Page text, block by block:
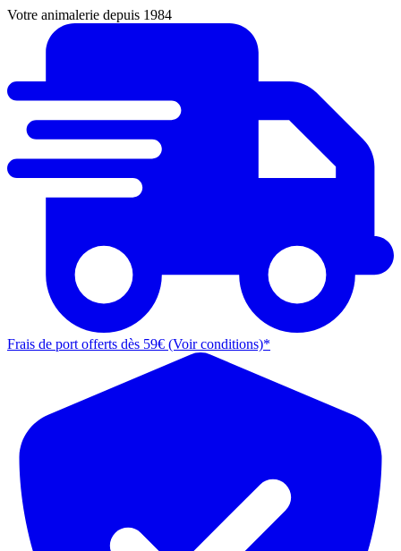
Votre animalerie depuis 1984
Frais de port offerts dès 59€ (Voir conditions)*